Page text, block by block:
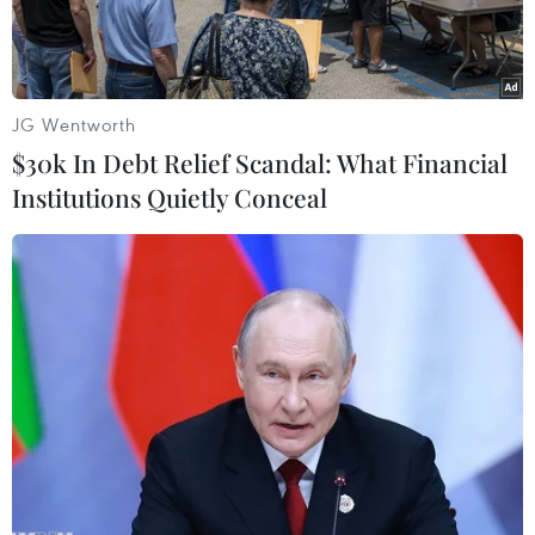
Điều trị cho bệnh nhân ngộ độc do ăn trứng cóc. (Nguồn:
TTXVN)
Những năm gần đây, nhiều vụ ngộ độc do ăn
thịt cóc đã xảy ra tại một số địa phương, thậm
chí có một số trường hợp tử vong. Để phòng
JG Wentworth
$30k In Debt Relief Scandal: What Financial
Institutions Quietly Conceal